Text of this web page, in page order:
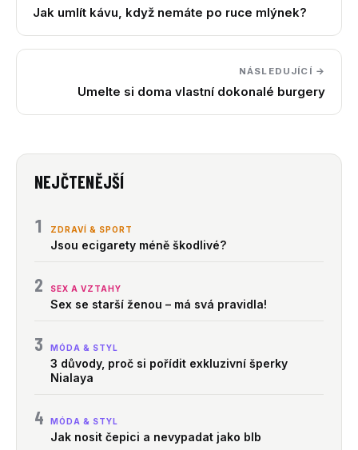
Jak umlít kávu, když nemáte po ruce mlýnek?
NÁSLEDUJÍCÍ →
Umelte si doma vlastní dokonalé burgery
NEJČTENĚJŠÍ
1 ZDRAVÍ & SPORT
Jsou ecigarety méně škodlivé?
2 SEX A VZTAHY
Sex se starší ženou – má svá pravidla!
3 MÓDA & STYL
3 důvody, proč si pořídit exkluzivní šperky
Nialaya
4 MÓDA & STYL
Jak nosit čepici a nevypadat jako blb